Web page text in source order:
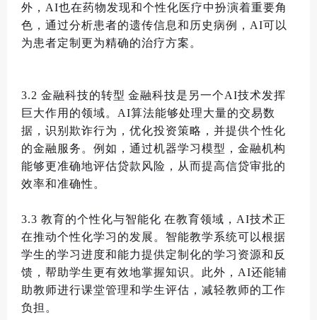
外 ， AI也在药物发现和个性化医疗中扮演着重要角
色 ， 通过分析患者的遗传信息和历史病例 ， AI可以
为患者定制更为精确的治疗方案 。
3.2 金融科技的转型 金融科技是另一个AI技术发挥
巨大作用的领域。 AI算法能够处理大量的交易数
据 ， 识别欺诈行为 ， 优化投资策略 ， 并提供个性化
的金融服务 。 例如 ， 通过机器学习模型 ， 金融机构
能够更准确地评估贷款风险 ， 从而提高信贷审批的
效率和准确性 。
3.3 教育的个性化与智能化 在教育领域 ， AI技术正
在推动个性化学习的发展 。 智能教学系统可以根据
学生的学习进度和能力提供定制化的学习资源和反
馈 ， 帮助学生更有效地掌握知识 。 此外 ， AI还能辅
助教师进行课堂管理和学生评估 ， 减轻教师的工作
负担 。